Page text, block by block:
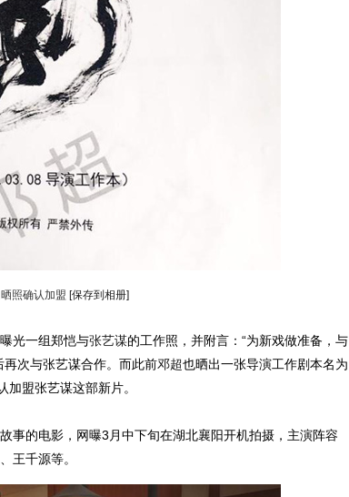
照确认加盟 [保存到相册]
光一组郑恺与张艺谋的工作照，并附言：“为新戏做准备，与
次与张艺谋合作。而此前邓超也晒出一张导演工作剧本名为
加盟张艺谋这部新片。
的电影，网曝3月中下旬在湖北襄阳开机拍摄，主演阵容
王千源等。